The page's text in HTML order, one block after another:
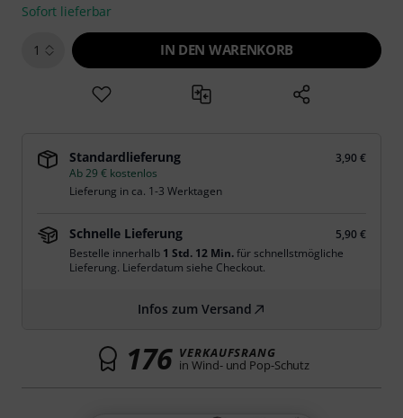
Sofort lieferbar
1 IN DEN WARENKORB
Standardlieferung
3,90 €
Ab 29 € kostenlos
Lieferung in ca. 1-3 Werktagen
Schnelle Lieferung
5,90 €
Bestelle innerhalb 1 Std. 12 Min.für schnellstmögliche
Lieferung. Lieferdatum siehe Checkout.
Infos zum Versand
176 VERKAUFSRANG
in Wind- und Pop-Schutz